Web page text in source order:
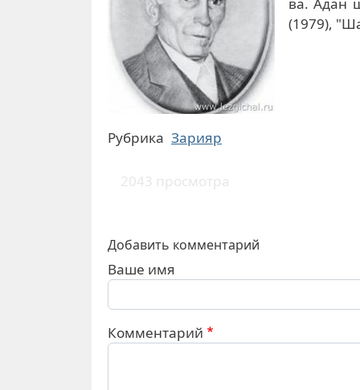
(1979),
Рубрика Зарияр
2043 просмотра
Добавить комментарий
Ваше имя
Комментарий